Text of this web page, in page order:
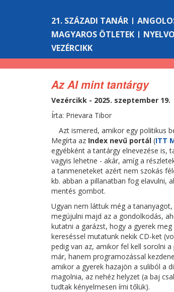
21. SZÁZADI TANÁR
MAGYAROS ÖTLETEK
VEZÉRCIKK
Az AI mint tantárgy
Vezércikk - 2025. szeptember 19.
Írta: Prievara Tibor
Azt ismered, amikor egy politikus
Megírta az Index nevű portál (ITT
egyébként a tantárgy elnevezése is,
vagyis lehetne - akár, amíg a
a tanmeneteket azért nem szokás
kb. abban a pillanatban fog elavulni,
mentés gombot.
Ugyan nem láttuk még a
megújulni majd az a gondolkodás,
kutatni a garázst, hogy a gyerek
kereséssel mutatunk nekik CD-ket
pedig van az, amikor fel kell sorolni
már, hanem programozással
amikor a gyerek hazajön a suliból a
magolnia, az nehéz helyzet (a baj
tudtak kényelmesen írni tőlük).